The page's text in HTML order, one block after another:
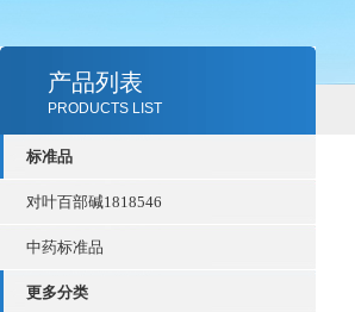
产品列表
PRODUCTS LIST
标准品
对叶百部碱1818546
中药标准品
更多分类